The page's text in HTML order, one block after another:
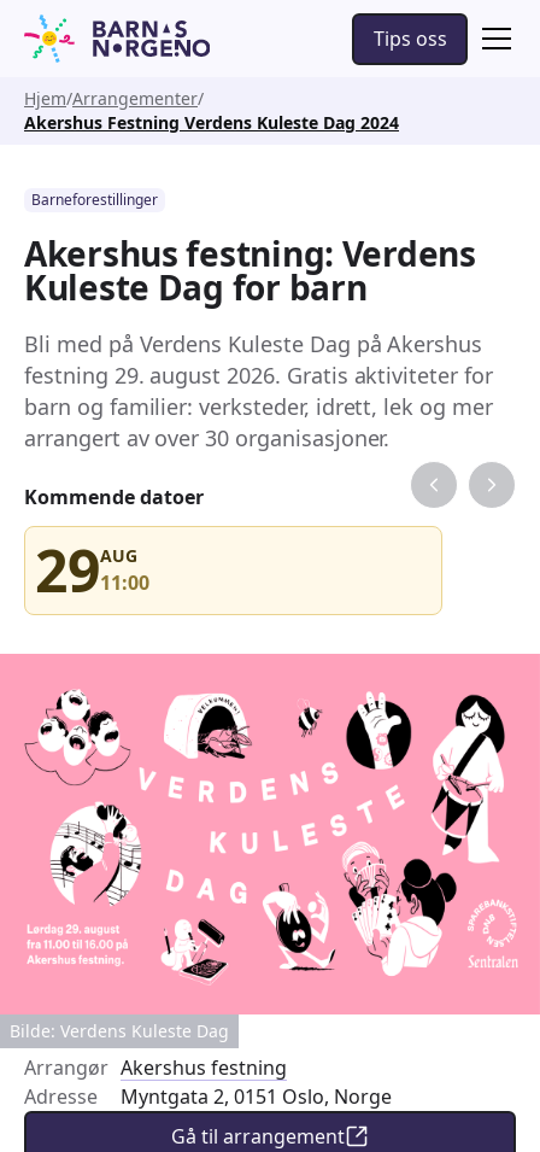
Tips oss
Hjem Arrangementer
Akershus Festning Verdens Kuleste Dag 2024
Barneforestillinger
Akershus festning: Verdens
Kuleste Dag for barn
Bli med på Verdens Kuleste Dag på Akershus
festning 29. august 2026. Gratis aktiviteter for
barn og familier: verksteder, idrett, lek og mer
arrangert av over 30 organisasjoner.
Kommende datoer
29AUG
11:00
Bilde: Verdens Kuleste Dag
Arrangør Akershus festning
Adresse
Myntgata 2, 0151 Oslo, Norge
Gå til arrangement